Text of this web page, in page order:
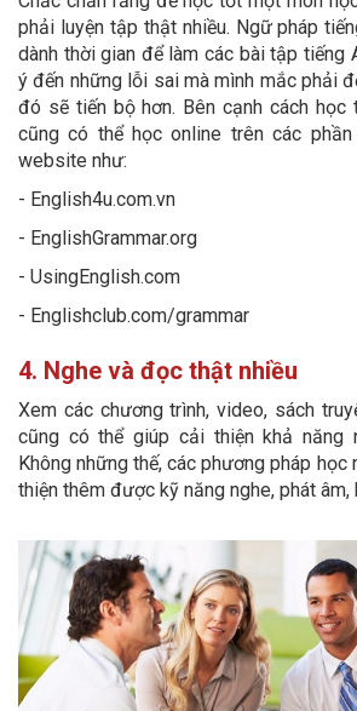
phải luyện tập thật nhiều. Ngữ pháp
dành thời gian để làm các bài tập tiếng
ý đến những lỗi sai mà mình mắc phải
đó sẽ tiến bộ hơn. Bên cạnh cách học
cũng có thể học online trên các
website như:
- English4u.com.vn
- EnglishGrammar.org
- UsingEnglish.com
- Englishclub.com/grammar
4. Nghe và đọc thật nhiều
Xem các chương trình, video, sách
cũng có thể giúp cải thiện khả năng
Không những thế, các phương pháp học
thiện thêm được kỹ năng nghe, phát âm,